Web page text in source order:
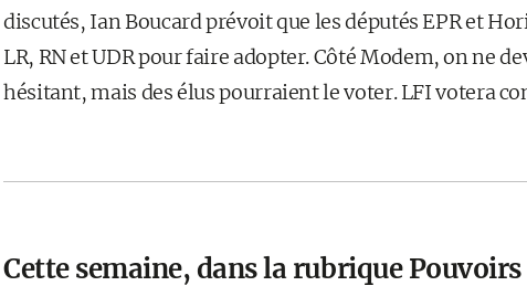
discutés, Ian Boucard prévoit que les députés EPR et
LR, RN et UDR pour faire adopter. Côté Modem, on ne
hésitant, mais des élus pourraient le voter. LFI votera
Cette semaine, dans la rubrique Pouvoirs